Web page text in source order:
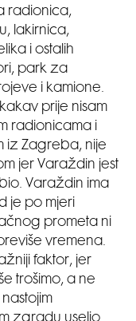
radionica,
lakirnica,
i ostalih
park za
i kamione.
prije nisam
radionicama i
iz Zagreba, nije
jer Varaždin jest
Varaždin ima
je po mjeri
prometa ni
vremena.
faktor, jer
trošimo, a ne
zgradu uselio